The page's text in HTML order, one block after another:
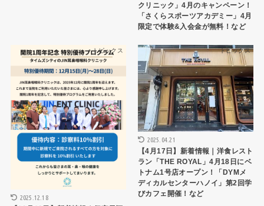
クリニック」4月のキャンペーン！
「さくらスポーツアカデミー」4月
限定で体験&入会金が無料！など
トピックス
2025.12.18
トピックス
2025.04.21
【4月17日】新着情報｜洋食レスト
ラン「THE ROYAL」4月18日にベ
トナム1号店オープン！「DYMメ
ディカルセンターハノイ」第2回学
びカフェ開催！など